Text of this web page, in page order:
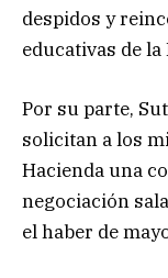
despidos y
educativas de la
Por su parte,
solicitan a los
Hacienda una
negociación
el haber de